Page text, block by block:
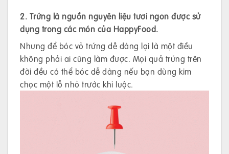
2. Trứng là nguồn nguyên liệu tươi ngon được sử
dụng trong các món của HappyFood.
Nhưng để bóc vỏ trứng dễ dàng lại là một điều
không phải ai cũng làm được. Mọi quả trứng trên
đời đều có thể bóc dễ dàng nếu bạn dùng kim
chọc một lỗ nhỏ trước khi luộc.